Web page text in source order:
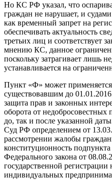
Но КС РФ указал, что
граждан не нарушает, и
как временный запрет на
обеспечивать актуальность
третьих лиц и соответствует
мнению КС, данное
поскольку затрагивает лишь
устанавливается на
Пункт «Ф» может
существовавшим до
защита прав и законных
оборота от
до, так и после указанной
Суд РФ определением от
рассмотрении жалобы
конституционность
Федерального закона от
государственной
индивидуальных